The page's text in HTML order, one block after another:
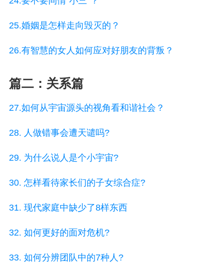
25.婚姻是怎样走向毁灭的？
26.有智慧的女人如何应对好朋友的背叛？
篇二：关系篇
27.如何从宇宙源头的视角看和谐社会？
28. 人做错事会遭天谴吗?
29. 为什么说人是个小宇宙?
30. 怎样看待家长们的子女综合症?
31. 现代家庭中缺少了8样东西
32. 如何更好的面对危机?
33. 如何分辨团队中的7种人?